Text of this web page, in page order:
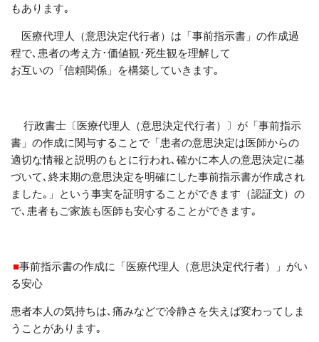
もあります｡
医療代理人（意思決定代行者）は「事前指示書」の作成過
程で､患者の考え方･価値観･死生観を理解して
お互いの「信頼関係」を構築していきます｡
行政書士 〔医療代理人（意思決定代行者）〕 が「事前指示
書」の作成に関与することで「患者の意思決定は医師からの
適切な情報と説明のもとに行われ､確かに本人の意思決定に基
づいて､終末期の意思決定を明確にした事前指示書が作成され
ました｡」という事実を証明することができます（認証文）の
で､患者も ご家族も医師も安心することができます｡
■事前指示書の作成に「医療代理人（意思決定代行者）」がい
る安心
患者本人の気持ちは､痛みなどで冷静さを失えば変わってしま
うことがあります｡